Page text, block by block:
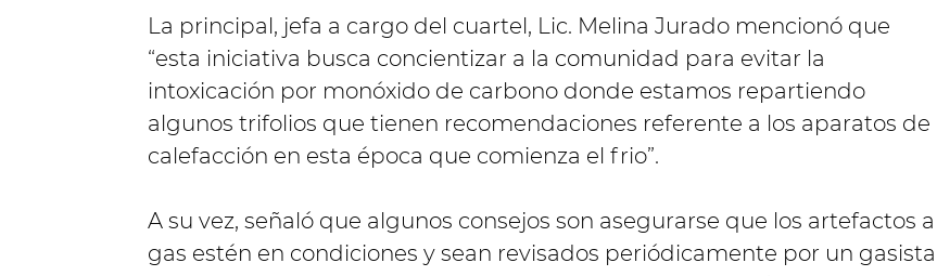
La principal, jefa a cargo del cuartel, Lic. Melina Jurado mencionó que
“esta iniciativa busca concientizar a la comunidad para evitar la
intoxicación por monóxido de carbono donde estamos repartiendo
algunos trifolios que tienen recomendaciones referente a los aparatos de
calefacción en esta época que comienza el frio”.
A su vez, señaló que algunos consejos son asegurarse que los artefactos a
gas estén en condiciones y sean revisados periódicamente por un gasista